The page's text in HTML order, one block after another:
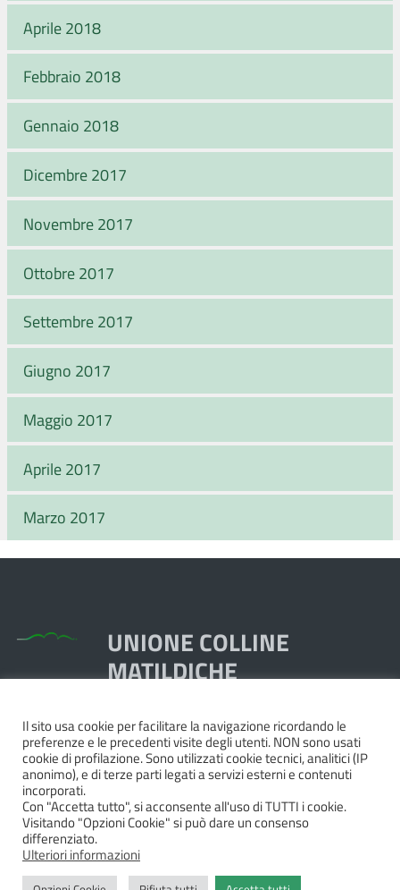
Aprile 2018
Febbraio 2018
Gennaio 2018
Dicembre 2017
Novembre 2017
Ottobre 2017
Settembre 2017
Giugno 2017
Maggio 2017
Aprile 2017
Marzo 2017
UNIONE COLLINE
MATILDICHE
Piazza Dante, 1,
42020 Quattro Castella RE
Tel. 0522.249211 - Fax 0522.249298
Pec:unione@pec.collinematildiche.it
P.IVA/cod.fisc. 02358290357
Il sito usa cookie per facilitare la navigazione ricordando le
preferenze e le precedenti visite degli utenti. NON sono usati
cookie di profilazione. Sono utilizzati cookie tecnici, analitici (IP
anonimo), e di terze parti legati a servizi esterni e contenuti
incorporati.
Con "Accetta tutto", si acconsente all'uso di TUTTI i cookie.
Visitando "Opzioni Cookie" si può dare un consenso
differenziato.
Ulteriori informazioni